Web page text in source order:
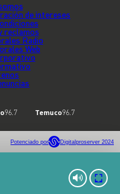
de intereses
reclamos
Radio
Web
96.7 Temuco96.7
Potenciado por Digitalproserver 2024